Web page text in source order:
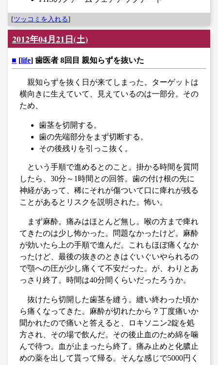
[ツッコミを入れる]
2012年04月21日(土)
■ [life] 歯医者 8回目 親知らずを抜いた
親知らずを抜く日が来てしまった。ターゲットは
横向きに生えていて、見えているのは一部分。その
ため、
歯茎を切開する。
歯の先端部分をまず切断する。
その後残りを引っこ抜く。
という手順で進めるとのこと。掛かる時間を質問
したら、30分～1時間との回答。歯の付け根の先に
神経があって、稀にそれが傷ついて口に痺れが残る
ことがあるとリスクを説明された。怖い。
まず麻酔。痛みはほとんど無し。喉の方まで痺れ
てきたのは少し怖かった。問題なかったけど。麻酔
が効いたら上の手順で進んだ。これもほぼ痛くなか
ったけど、最後の抜きのときはぐいぐいやられるの
で顎への圧が少し痛くて不安だった。が、わりとあ
っさり終了。時間は40分間くらいだったろうか。
抜けたら切開した歯茎を縫う。縫い終わった頃か
ら痛くなってきた。麻酔が切れたから？丁度痛いか
聞かれたので痛いと答えると、ロキソニン2錠を処
方され、その場で飲んだ。その後止血のため綿を噛
んで待つ。血が止まったら終了。痛み止めと化膿止
めの薬を出して貰って帰る。そんな感じで5000円く